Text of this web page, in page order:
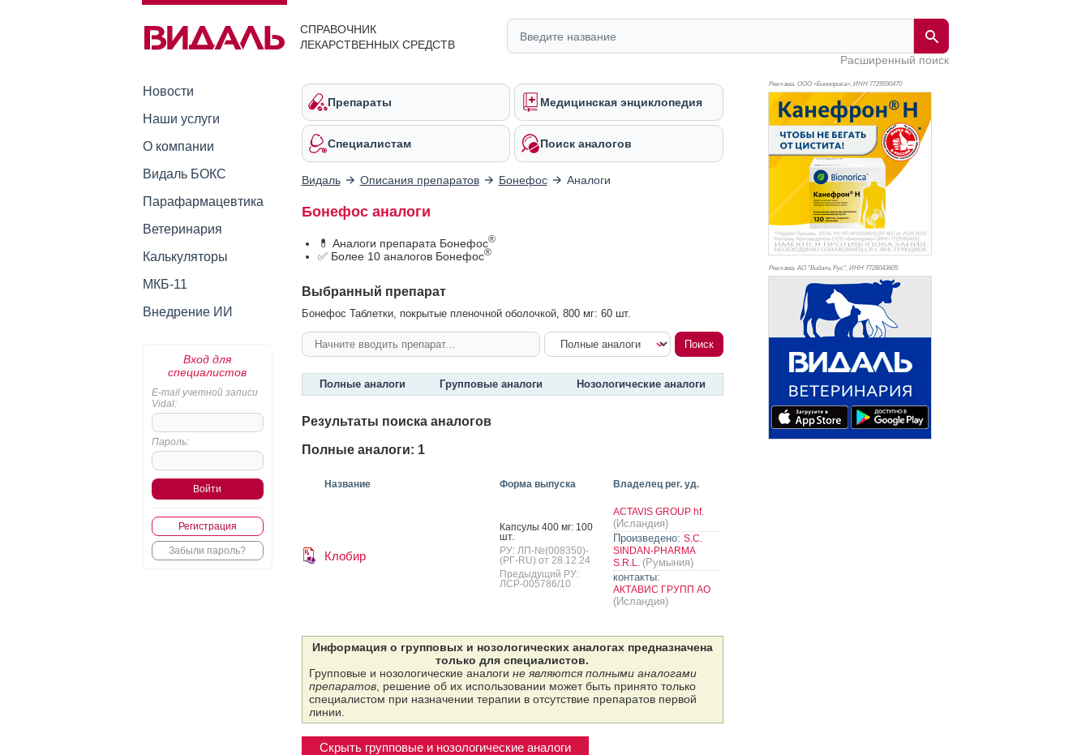
СПРАВОЧНИК
ЛЕКАРСТВЕННЫХ СРЕДСТВ
Расширенный поиск
Новости
Наши услуги
О компании
Видаль БОКС
Парафармацевтика
Ветеринария
Калькуляторы
МКБ-11
Внедрение ИИ
Вход для
специалистов
E-mail учетной записи
Vidal:
Пароль:
Регистрация
Забыли пароль?
Препараты Медицинская энциклопедия
Специалистам Поиск аналогов
Видаль Описания препаратов Бонефос Аналоги
Бонефос аналоги
💊 Аналоги препарата Бонефос®
✅ Более 10 аналогов Бонефос®
Выбранный препарат
Бонефос Таблетки, покрытые пленочной оболочкой, 800 мг: 60 шт.
Полные аналоги Групповые аналоги Нозологические аналоги
Результаты поиска аналогов
Полные аналоги: 1
Название Форма выпуска Владелец рег. уд.
Клобир
Кап­су­лы 400 мг: 100
шт.
РУ: ЛП-№(008350)-
(РГ-RU) от 28.12.24
Предыдущий РУ:
ЛСР-005786/10
ACTAVIS GROUP hf.
(Исландия)
Произведено: S.C.
SINDAN-PHARMA
S.R.L.
(Румыния)
контакты:
АКТАВИС ГРУПП АО
(Исландия)
Информация о групповых и нозологических аналогах предназначена
только для специалистов.
Групповые и нозологические аналоги не являются полными аналогами
препаратов, решение об их использовании может быть принято только
специалистом при назначении терапии в отсутствие препаратов первой
линии.
Скрыть групповые и нозологические аналоги
Реклама. ООО «Бионорика», ИНН 7729590470
Реклама. АО "Видаль Рус", ИНН 7728043605